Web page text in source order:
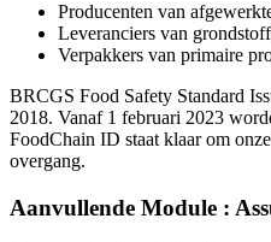
Producenten van
Leveranciers van
Verpakkers van primaire
BRCGS Food Safety Standard
2018. Vanaf 1 februari 2023
FoodChain ID staat klaar om
overgang.
Aanvullende Module :